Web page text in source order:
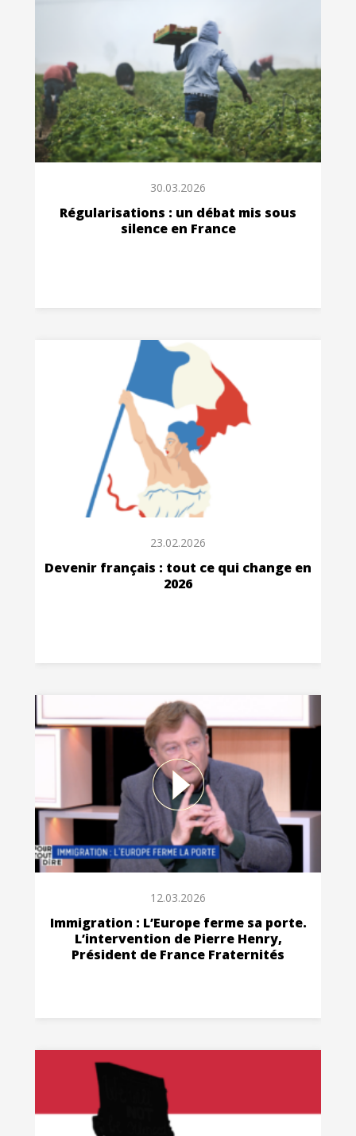
30.03.2026
Régularisations : un débat mis sous
silence en France
23.02.2026
Devenir français : tout ce qui change en
2026
12.03.2026
Immigration : L’Europe ferme sa porte.
L’intervention de Pierre Henry,
Président de France Fraternités